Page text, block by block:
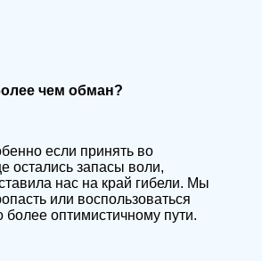
чем обман?
если принять во
остались запасы воли,
нас на край гибели. Мы
или воспользоваться
оптимистичному пути.